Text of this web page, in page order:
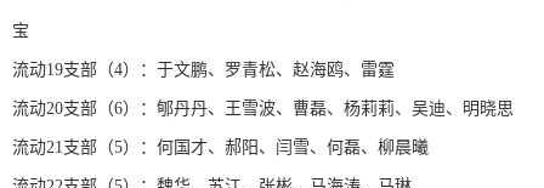
宝
流动19支部（4）：于文鹏、罗青松、赵海鸥、雷霆
流动20支部（6）：郇丹丹、王雪波、曹磊、杨莉莉、吴迪、明晓思
流动21支部（5）：何国才、郝阳、闫雪、何磊、柳晨曦